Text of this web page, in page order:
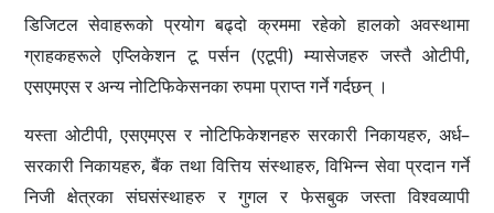
डिजिटल सेवाहरूको प्रयोग बढ्दो क्रममा रहेको हालको अवस्थामा
ग्राहकहरूले एप्लिकेशन टू पर्सन (एटूपी) म्यासेजहरु जस्तै ओटीपी,
एसएमएस र अन्य नोटिफिकेसनका रुपमा प्राप्त गर्ने गर्दछन् ।
यस्ता ओटीपी, एसएमएस र नोटिफिकेशनहरु सरकारी निकायहरु, अर्ध–
सरकारी निकायहरु, बैंक तथा वित्तिय संस्थाहरु, विभिन्न सेवा प्रदान गर्ने
निजी क्षेत्रका संघसंस्थाहरु र गुगल र फेसबुक जस्ता विश्वव्यापी